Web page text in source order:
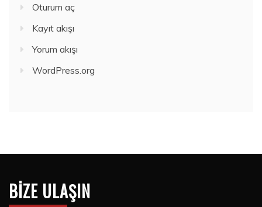
Oturum aç
Kayıt akışı
Yorum akışı
WordPress.org
BIZE ULAŞIN